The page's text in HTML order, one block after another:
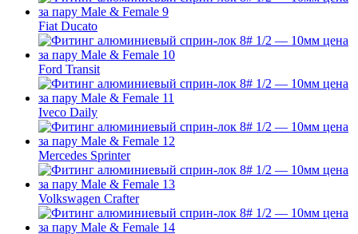
Fiat Ducato
Ford Transit
Iveco Daily
Mercedes Sprinter
Volkswagen Crafter